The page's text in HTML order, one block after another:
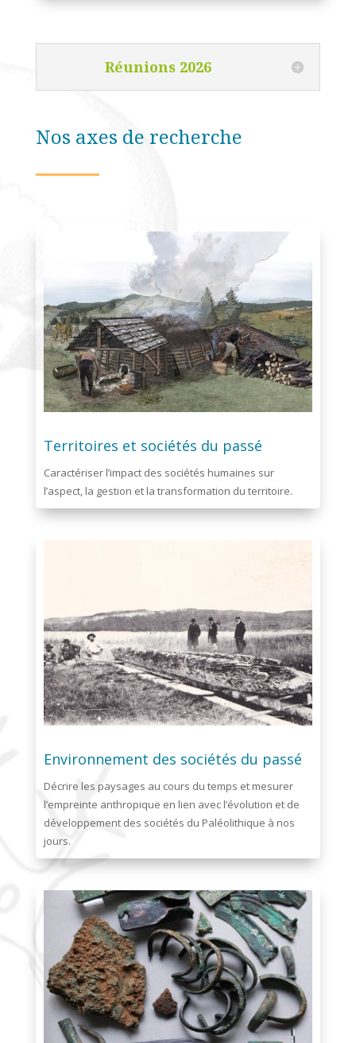
Réunions 2026
Nos axes de recherche
Territoires et sociétés du passé
Caractériser l’impact des sociétés humaines sur
l’aspect, la gestion et la transformation du territoire.
Environnement des sociétés du passé
Décrire les paysages au cours du temps et mesurer
l’empreinte anthropique en lien avec l’évolution et de
développement des sociétés du Paléolithique à nos
jours.